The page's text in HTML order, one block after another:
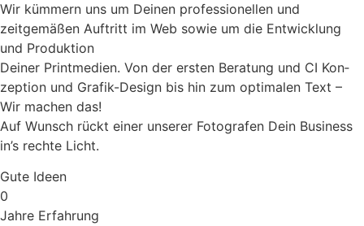
Wir kümmern uns um Deinen professionellen und
zeitgemäßen Auftritt im Web sowie um die Entwicklung
und Produktion
Deiner Printmedien. Von der er­sten Beratung und CI Kon­
zep­tion und Grafik-Design bis hin zum opti­malen Text –
Wir machen das!
Auf Wunsch rückt einer unserer Fotografen Dein Business
in’s rechte Licht.
Gute Ideen
0
Jahre Erfahrung